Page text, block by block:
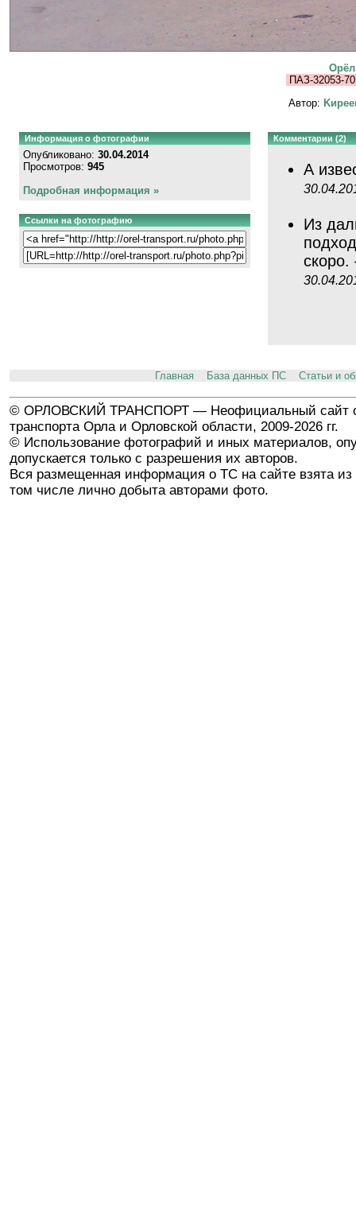
ПАЗ-32053-
Автор:
Информация о фотографии
Опубликовано: 30.04.2014
Просмотров: 945
Подробная информация »
Ссылки на фотографию
Комментарии (2)
А
Из
Главная База данных ПС Статьи и
© ОРЛОВСКИЙ ТРАНСПОРТ — Неофициальный сайт
транспорта Орла и Орловской области, 2009-2026 гг.
© Использование фотографий и иных материалов,
допускается только с разрешения их авторов.
Вся размещенная информация о ТС на сайте взята из
том числе лично добыта авторами фото.